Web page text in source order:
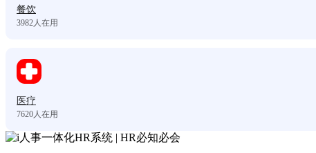
餐饮
3982人在用
医疗
7620人在用